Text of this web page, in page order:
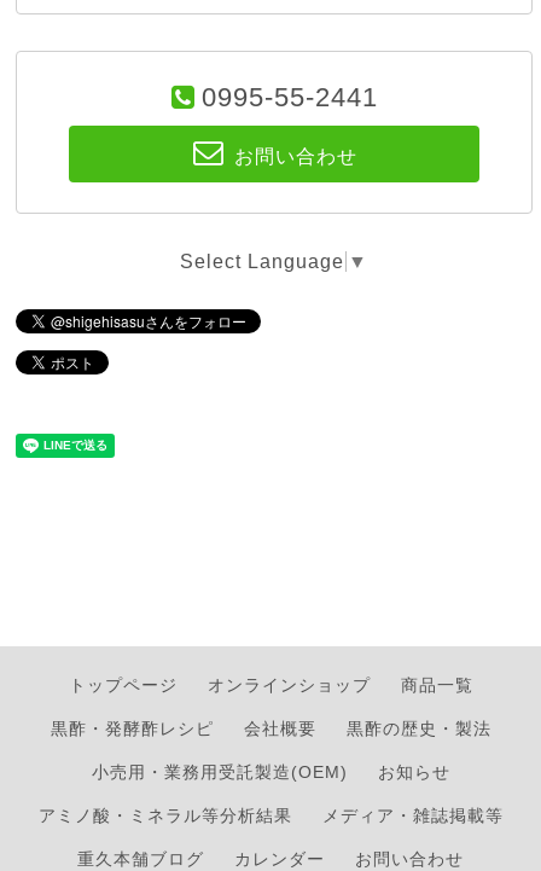
0995-55-2441
お問い合わせ
Select Language ▼
トップページ オンラインショップ 商品一覧
黒酢・発酵酢レシピ 会社概要 黒酢の歴史・製法
小売用・業務用受託製造(OEM) お知らせ
アミノ酸・ミネラル等分析結果 メディア・雑誌掲載等
重久本舗ブログ カレンダー お問い合わせ